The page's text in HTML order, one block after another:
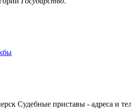
Судебные приставы - адреса и